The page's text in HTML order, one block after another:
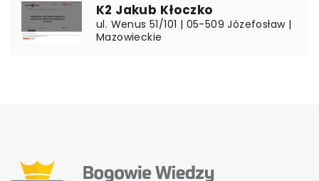
K2 Jakub Kłoczko
ul. Wenus 51/101 | 05-509 Józefosław |
Mazowieckie